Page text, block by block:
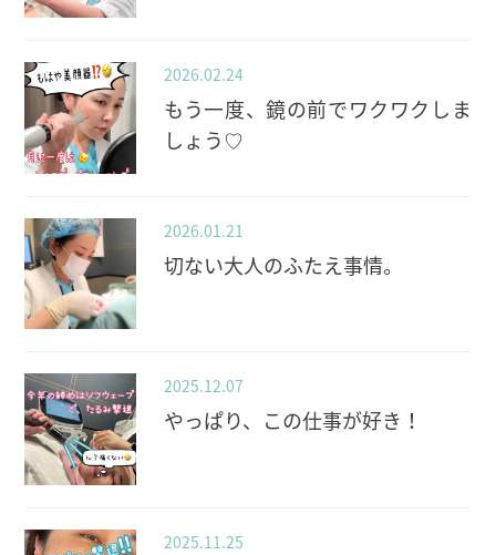
2026.02.24
もう一度、鏡の前でワクワクしま
しょう♡
2026.01.21
切ない大人のふたえ事情。
2025.12.07
やっぱり、この仕事が好き！
2025.11.25